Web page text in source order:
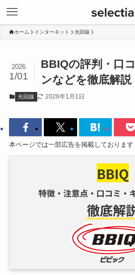
ホーム インターネット 光回線
BBIQの評判・口
ンなどを徹底解説
2026
1/01
光回線 2026年1月1日
本ページでは一部広告を掲載しております